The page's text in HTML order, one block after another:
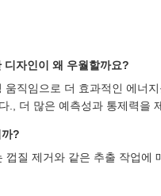
자인이 왜 우월할까요?
직임으로 더 효과적인 에너
., 더 많은 예측성과 통제력을
?
질 제거와 같은 추출 작업에